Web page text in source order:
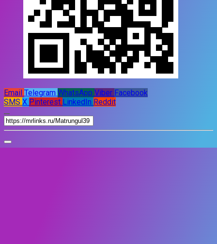
Email Telegram WhatsApp Viber Facebook
SMS X Pinterest LinkedIn Reddit